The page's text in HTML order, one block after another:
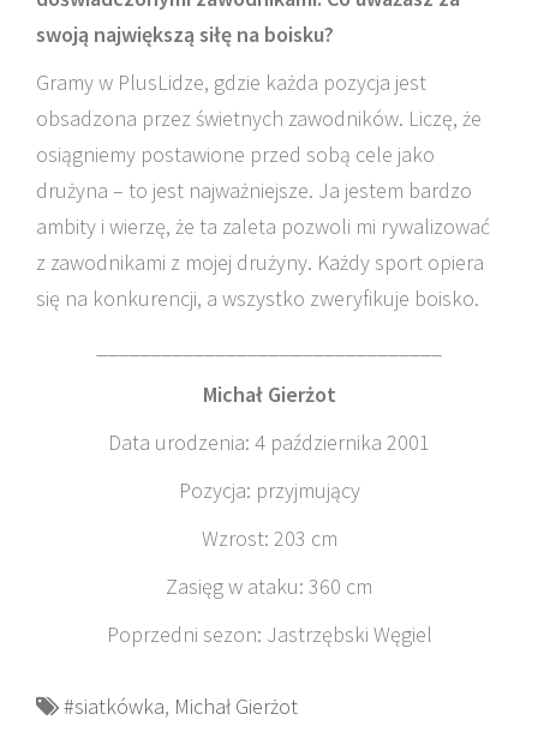
swoją największą siłę na boisku?
Gramy w PlusLidze, gdzie każda pozycja jest
obsadzona przez świetnych zawodników. Liczę, że
osiągniemy postawione przed sobą cele jako
drużyna – to jest najważniejsze. Ja jestem bardzo
ambity i wierzę, że ta zaleta pozwoli mi rywalizować
z zawodnikami z mojej drużyny. Każdy sport opiera
się na konkurencji, a wszystko zweryfikuje boisko.
Michał Gierżot
Data urodzenia: 4 października 2001
Pozycja: przyjmujący
Wzrost: 203 cm
Zasięg w ataku: 360 cm
Poprzedni sezon: Jastrzębski Węgiel
#siatkówka, Michał Gierżot